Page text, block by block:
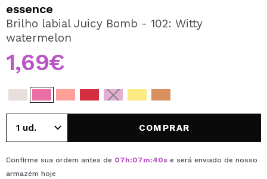
Ao criar uma conta no Maquibeauty.pt pode fazer as suas
compras rapidamente, verificar o estado das suas
CRIAR CONTA
essence
Brilho labial Juicy Bomb - 102: Witty
watermelon
1,69€
COMPRAR
Confirme sua ordem antes de 07h:07m:40s e será enviado de nosso
armazém hoje